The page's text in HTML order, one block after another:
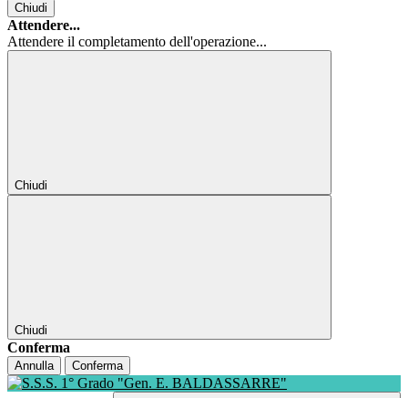
Chiudi
Attendere...
Attendere il completamento dell'operazione...
Chiudi
Chiudi
Conferma
Annulla Conferma